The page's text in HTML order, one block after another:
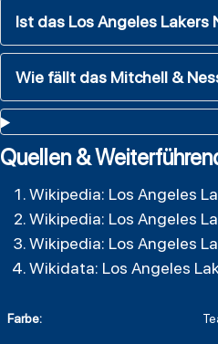
Ist das Los Angeles
Wie fällt das Mitchell &
Quellen &
Wikipedia: Los Angeles
Wikipedia: Los Angeles
Wikipedia: Los Angeles
Wikidata: Los Angeles
Farbe: